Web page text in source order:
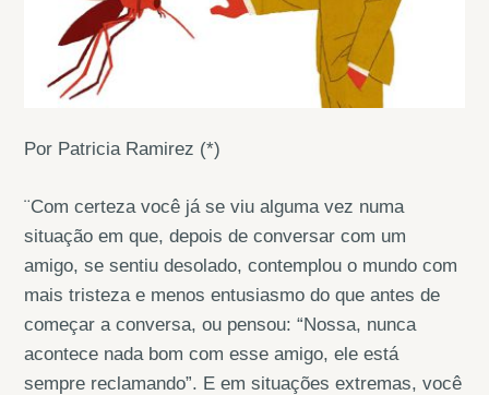
Por Patricia Ramirez (*)
¨Com certeza você já se viu alguma vez numa
situação em que, depois de conversar com um
amigo, se sentiu desolado, contemplou o mundo com
mais tristeza e menos entusiasmo do que antes de
começar a conversa, ou pensou: “Nossa, nunca
acontece nada bom com esse amigo, ele está
sempre reclamando”. E em situações extremas, você